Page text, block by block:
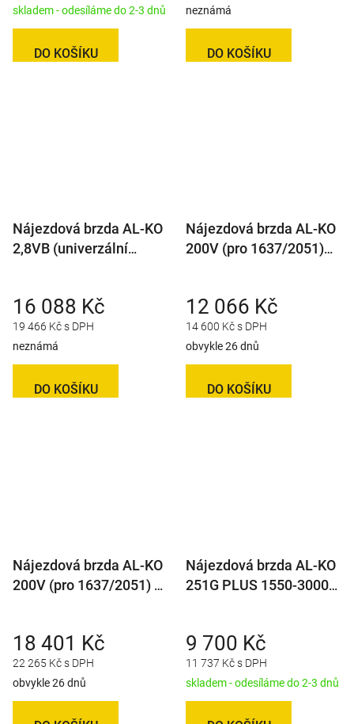
skladem - odesíláme do 2-3 dnů
DO KOŠÍKU
neznámá
DO KOŠÍKU
Nájezdová brzda AL-KO
2,8VB (univerzální
19 466 Kč s DPH
16 088 Kč
neznámá
DO KOŠÍKU
Nájezdová brzda AL-KO
200V (pro 1637/2051)
14 600 Kč s DPH
12 066 Kč
obvykle 26 dnů
DO KOŠÍKU
Nájezdová brzda AL-KO
200V (pro 1637/2051) s
22 265 Kč s DPH
18 401 Kč
obvykle 26 dnů
Nájezdová brzda AL-KO
251G PLUS 1550-3000
11 737 Kč s DPH
9 700 Kč
skladem - odesíláme do 2-3 dnů